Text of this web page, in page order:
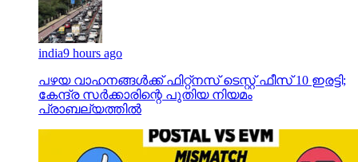
india9 hours ago
പഴയ വാഹനങ്ങള്‍ക്ക് ഫിറ്റ്‌നസ് ടെസ്റ്റ് ഫീസ് 10 ഇരട്ടി;
കേന്ദ്ര സര്‍ക്കാരിന്റെ പുതിയ നിയമം
പ്രാബല്യത്തില്‍